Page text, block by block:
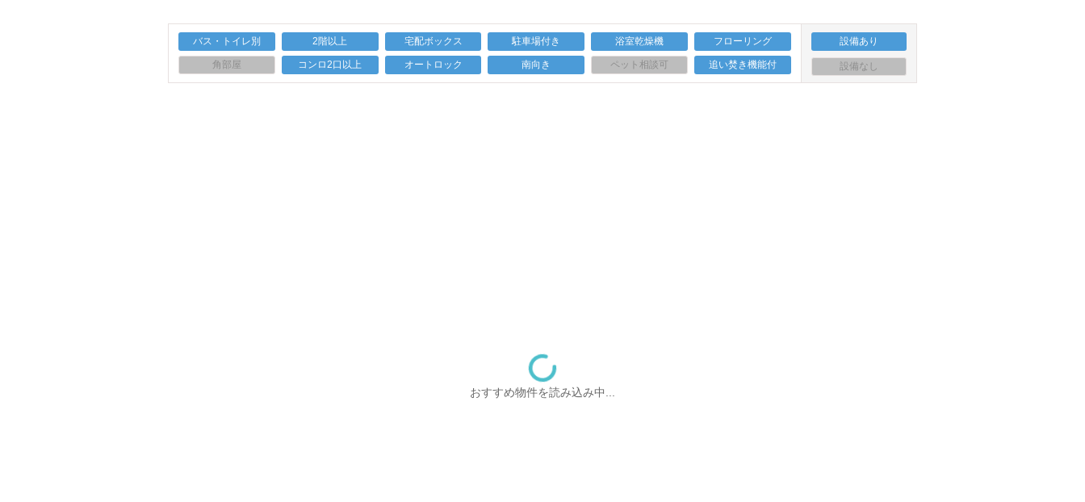
バス・トイレ別 2階以上 宅配ボックス 駐車場付き 浴室乾燥機 フローリング
角部屋 コンロ2口以上 オートロック 南向き ペット相談可 追い焚き機能付
設備あり
設備なし
おすすめ物件を読み込み中...